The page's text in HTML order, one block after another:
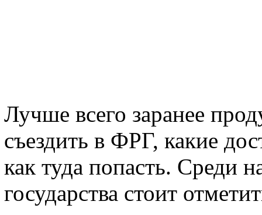
Лучше всего заранее
съездить в ФРГ, какие
как туда попасть. Среди
государства стоит